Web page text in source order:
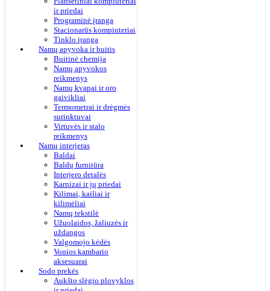
ir priedai
Programinė įranga
Stacionarūs kompiuteriai
Tinklo įranga
Namų apyvoka ir buitis
Buitinė chemija
Namų apyvokos
reikmenys
Namų kvapai ir oro
gaivikliai
Termometrai ir drėgmės
surinktuvai
Virtuvės ir stalo
reikmenys
Namų interjeras
Baldai
Baldų furnitūra
Interjero detalės
Karnizai ir jų priedai
Kilimai, kailiai ir
kilimėliai
Namų tekstilė
Užuolaidos, žaliuzės ir
uždangos
Valgomojo kėdės
Vonios kambario
aksesuarai
Sodo prekės
Aukšto slėgio plovyklos